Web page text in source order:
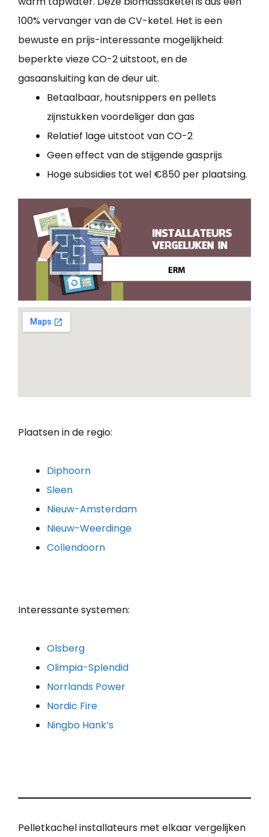
100% vervanger van de CV-ketel. Het is een
bewuste en prijs-interessante mogelijkheid:
beperkte vieze CO-2 uitstoot, en de
gasaansluiting kan de deur uit.
Betaalbaar, houtsnippers en pellets
zijnstukken voordeliger dan gas
Relatief lage uitstoot van CO-2
Geen effect van de stijgende gasprijs
Hoge subsidies tot wel €850 per plaatsing.
Plaatsen in de regio:
Diphoorn
Sleen
Nieuw-Amsterdam
Nieuw-Weerdinge
Collendoorn
Interessante systemen:
Olsberg
Olimpia-Splendid
Norrlands Power
Nordic Fire
Ningbo Hank’s
Pelletkachel installateurs met elkaar vergelijken